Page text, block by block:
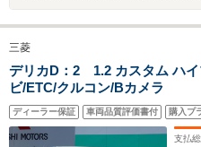
三菱
デリカD：2 1.2 カスタム ハ
ビ/ETC/クルコン/Bカメラ
ディーラー保証 車両品質評価書付 購入プ
支払